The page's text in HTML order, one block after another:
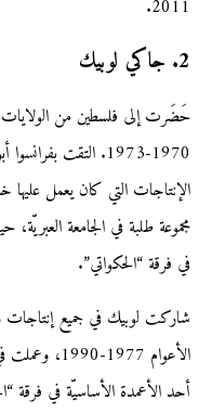
2011.
2. جاكي لوبيك
حَضَرت إلى فلسطين من الولايات
1970-1973. التقت
الإنتاجات التي كان يعمل
مجموعة طلبة في الجامعة
في فرقة “الحكواتي”.
شاركت لوبيك في جميع إنتاجات
الأعوام
أحد الأعمدة الأساسيّة في فرقة